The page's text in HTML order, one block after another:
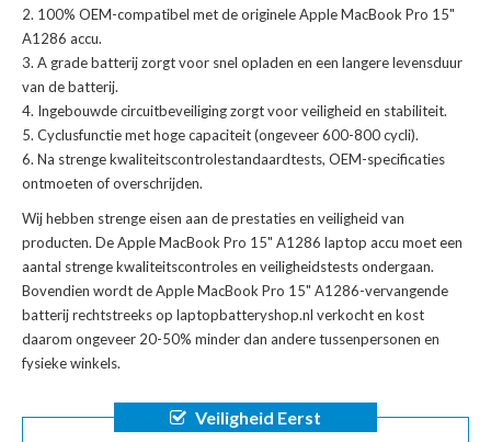
100% OEM-compatibel met deoriginele Apple MacBook Pro 15"
A1286 accu.
A grade batterij zorgt voor snel opladen en een langere levensduur
van de batterij.
Ingebouwde circuitbeveiliging zorgt voor veiligheid en stabiliteit.
Cyclusfunctie met hoge capaciteit (ongeveer 600-800 cycli).
Na strenge kwaliteitscontrolestandaardtests, OEM-specificaties
ontmoeten of overschrijden.
Wij hebben strenge eisen aan de prestaties en veiligheid van
producten. DeApple MacBook Pro 15" A1286 laptop accu moet een
aantal strenge kwaliteitscontroles en veiligheidstests ondergaan.
Bovendien wordt deApple MacBook Pro 15" A1286-vervangende
batterijrechtstreeks op laptopbatteryshop.nl verkocht en kost
daarom ongeveer 20-50% minder dan andere tussenpersonen en
fysieke winkels.
Veiligheid Eerst